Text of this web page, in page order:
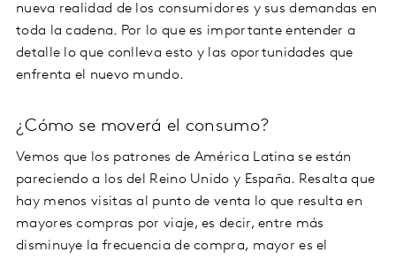
nueva realidad de los consumidores y sus demandas en
toda la cadena. Por lo que es importante entender a
detalle lo que conlleva esto y las oportunidades que
enfrenta el nuevo mundo.
¿Cómo se moverá el consumo?
Vemos que los patrones de América Latina se están
pareciendo a los del Reino Unido y España. Resalta que
hay menos visitas al punto de venta lo que resulta en
mayores compras por viaje, es decir, entre más
disminuye la frecuencia de compra, mayor es el